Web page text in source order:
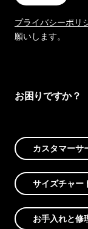
プライバシーポリ
願いします。
お困りですか？
カスタマーサ
サイズチャー
お手入れと修